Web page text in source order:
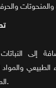
إلى
المستوحاة من الطبيعة.